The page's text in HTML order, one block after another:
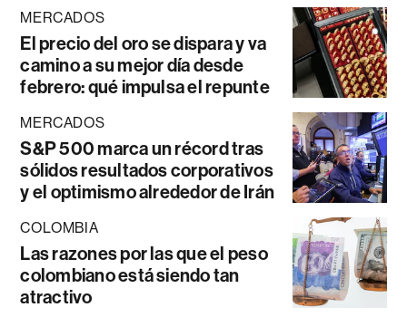
MERCADOS
El precio del oro se dispara y va
camino a su mejor día desde
febrero: qué impulsa el repunte
MERCADOS
S&P 500 marca un récord tras
sólidos resultados corporativos
y el optimismo alrededor de Irán
COLOMBIA
Las razones por las que el peso
colombiano está siendo tan
atractivo